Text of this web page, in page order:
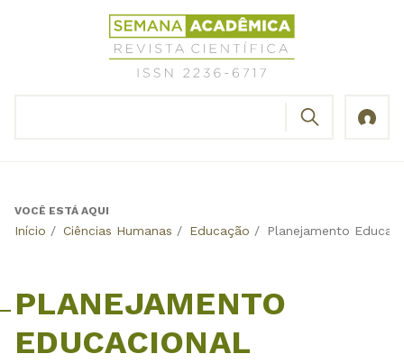
Revista
Científica
Semana
Back
VOCÊ ESTÁ AQUI
Início / Ciências Humanas / Educação / Planejamento
PLANEJAMENTO
EDUCACIONAL